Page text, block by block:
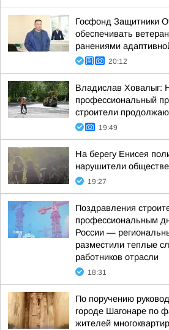
Госфонд Защитники
обеспечивать
ранениями
20:12
Владислав Ховалыг:
профессиональный
строители
19:49
На берегу Енисея
нарушители
19:27
Поздравления
профессиональным
России —
разместили теплые
работников отрасли
18:31
По поручению
городе Шагонаре по
жителей